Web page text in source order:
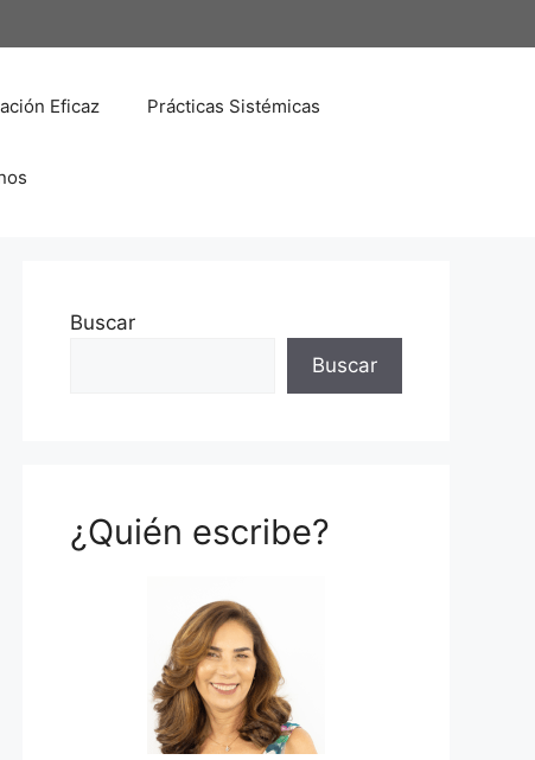
Eficaz Prácticas Sistémicas
Buscar
Buscar
¿Quién escribe?